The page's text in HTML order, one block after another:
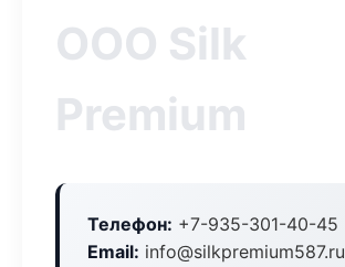
ООО Silk
Premium
Телефон: +7-935-301-40-45
Email: info@silkpremium587.ru